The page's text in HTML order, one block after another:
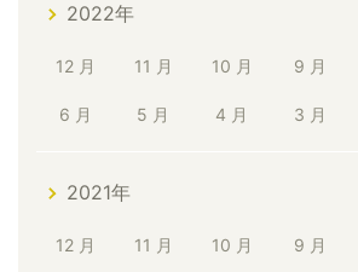
2022年
12 月 11 月 10 月 9 月
6 月 5 月 4 月 3 月
2021年
12 月 11 月 10 月 9 月